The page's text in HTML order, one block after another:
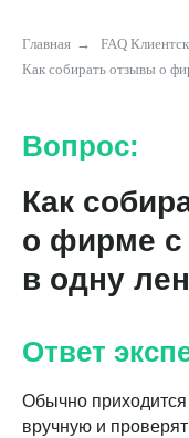
Главная → FAQ
Как собирать отзывы о
Вопрос:
Как
о фирме с
в одну
Ответ
Обычно приходится
вручную и